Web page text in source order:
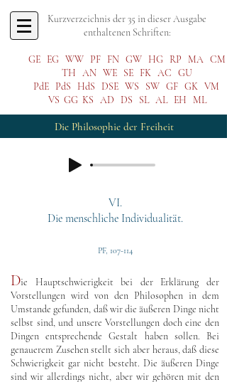
Kurzverzeichnis der 35 in dieser Ausgabe
enthaltenen Schriften:
GE EG WW PF FN GW HG RP MA CM
TH AN WE SE FK AC GU
PdE
PdS HdS DSE WS SW GF GK VM
VS GG KS AD DS SL AL EH ML
Die Philosophie der Freiheit
VI.
Die menschliche Individualität.
PF, 107-114
Die Hauptschwierigkeit bei der Erklärung der
Vorstellungen wird von den Philosophen in dem
Umstande gefunden, daß wir die äußeren Dinge nicht
selbst sind, und unsere Vorstellungen doch eine den
Dingen entsprechende Gestalt haben sollen. Bei
genauerem Zusehen stellt sich aber heraus, daß diese
Schwierigkeit gar nicht besteht. Die äußeren Dinge
sind wir allerdings nicht, aber wir gehören mit den